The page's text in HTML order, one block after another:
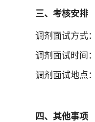
三、考核安排
调剂面试方式
调剂面试时间：
调剂面试地点
四、其他事项